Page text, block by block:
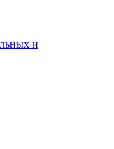
и